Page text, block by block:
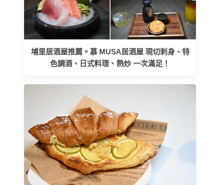
埔里居酒屋推薦。慕 MUSA居酒屋 現切刺身、特
色調酒、日式料理、熱炒 一次滿足！